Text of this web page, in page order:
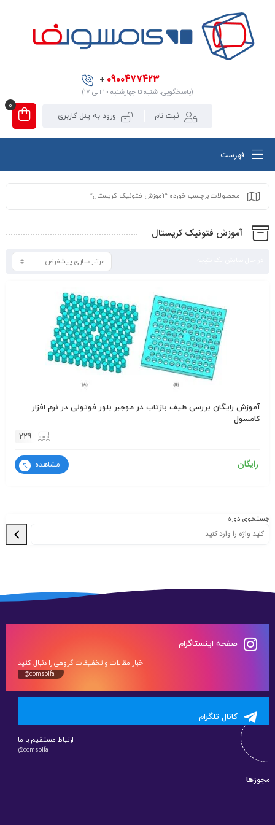
0900477423
+
(پاسخگویی: شنبه تا چهارشنبه ۱۰ الی ۱۷)
ثبت نام ورود به پنل کاربری
0
فهرست
محصولات برچسب خورده “آموزش فتونیک کریستال”
آموزش فتونیک کریستال
آموزش رایگان بررسی طیف بازتاب در موجبر بلور فوتونی در نرم افزار
کامسول
229
رایگان مشاهده
جستحوی دوره
صفحه اینستاگرام
اخبار مقالات و تخفیفات گروهی را دنبال کنید
@comsolfa
کانال تلگرام
ارتباط مستقیم با ما
@comsolfa
مجوزها